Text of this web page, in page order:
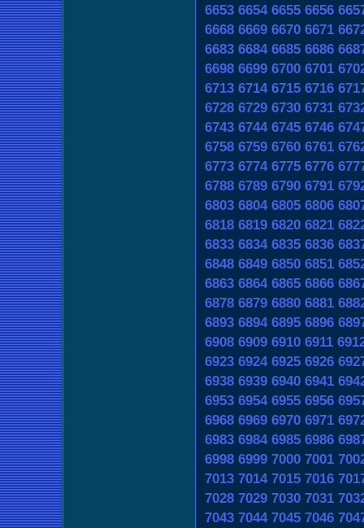
6653 6654 6655 6656
6668 6669 6670 6671
6683 6684 6685 6686
6698 6699 6700 6701
6713 6714 6715 6716
6728 6729 6730 6731
6743 6744 6745 6746
6758 6759 6760 6761
6773 6774 6775 6776
6788 6789 6790 6791
6803 6804 6805 6806
6818 6819 6820 6821
6833 6834 6835 6836
6848 6849 6850 6851
6863 6864 6865 6866
6878 6879 6880 6881
6893 6894 6895 6896
6908 6909 6910 6911
6923 6924 6925 6926
6938 6939 6940 6941
6953 6954 6955 6956
6968 6969 6970 6971
6983 6984 6985 6986
6998 6999 7000 7001
7013 7014 7015 7016
7028 7029 7030 7031
7043 7044 7045 7046